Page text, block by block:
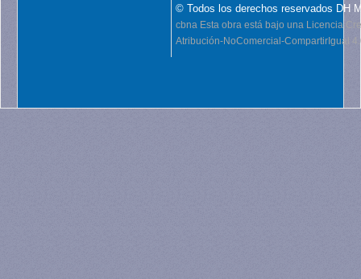
© Todos los derechos reservados DH
cbna Esta obra está bajo una Licencia
Atribución-NoComercial-CompartirIgual